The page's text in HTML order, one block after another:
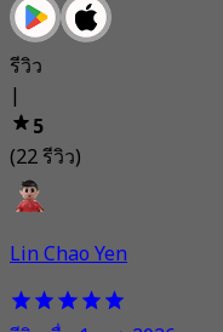
รีวิว
|
5
(22 รีวิว)
Lin Chao Yen